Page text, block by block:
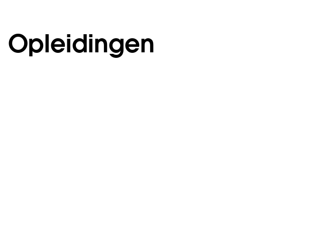
Opleidingen